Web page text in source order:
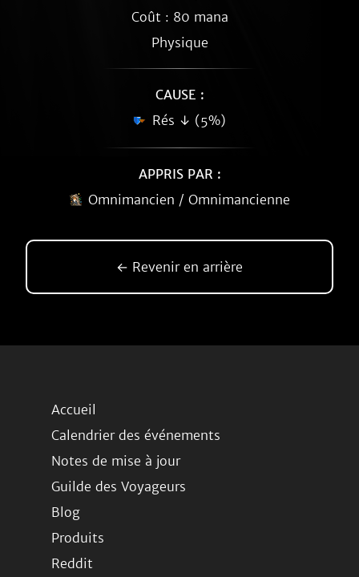
Coût : 80 mana
Physique
CAUSE :
Rés ↓ (5%)
APPRIS PAR :
Omnimancien / Omnimancienne
← Revenir en arrière
Accueil
Calendrier des événements
Notes de mise à jour
Guilde des Voyageurs
Blog
Produits
Reddit